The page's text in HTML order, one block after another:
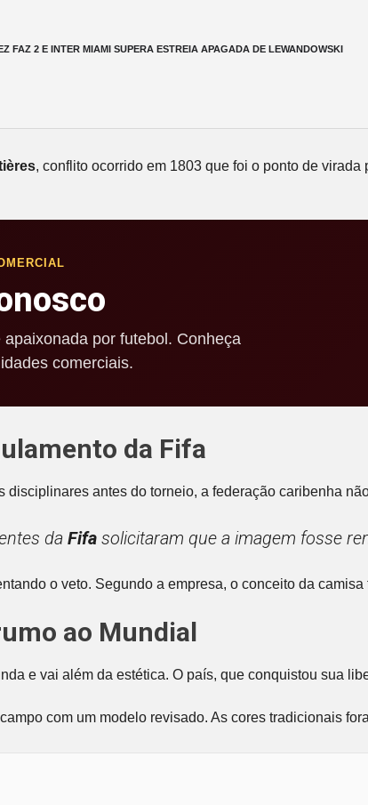
FAZ 2 E INTER MIAMI SUPERA ESTREIA APAGADA DE LEWANDOWSKI
, conflito ocorrido em 1803 que foi o ponto de
por futebol. Conheça
comerciais.
da Fifa
antes do torneio, a federação caribenha
da Fifa solicitaram que a imagem fosse
o veto. Segundo a empresa, o conceito da
ao Mundial
e vai além da estética. O país, que conquistou sua
com um modelo revisado. As cores tradicionais